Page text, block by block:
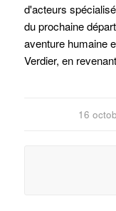
d'acteurs
du prochaine
aventure humaine
Verdier, en
16 /